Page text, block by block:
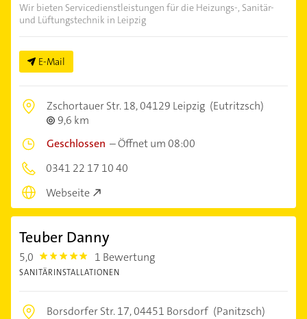
Wir bieten Servicedienstleistungen für die Heizungs-, Sanitär-
und Lüftungstechnik in Leipzig
E-Mail
Zschortauer Str. 18,04129 Leipzig (Eutritzsch)
9,6 km
Geschlossen –Öffnet um 08:00
0341 22 17 10 40
Webseite
Teuber Danny
5,0 5.0 1 Bewertung
SANITÄRINSTALLATIONEN
Borsdorfer Str. 17,04451 Borsdorf (Panitzsch)